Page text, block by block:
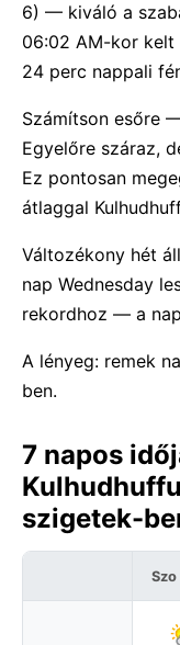
6) — kiváló a
06:02 AM-kor kelt
24 perc nappali
Számítson esőre
Egyelőre száraz,
Ez pontosan
átlaggal
Változékony hét
nap Wednesday
rekordhoz — a
A lényeg: remek
ben.
7 napos
szigetek-
Szo